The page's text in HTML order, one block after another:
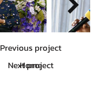
Previous project
Home
Next project